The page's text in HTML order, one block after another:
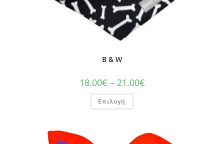
B & W
18.00€ – 21.00€
Επιλογή